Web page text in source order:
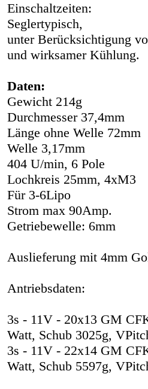
Einschaltzeiten:
Seglertypisch,
unter Berücksichtigung
und wirksamer Kühlung.
Daten:
Gewicht 214g
Durchmesser 37,4mm
Länge ohne Welle 72mm
Welle 3,17mm
404 U/min, 6 Pole
Lochkreis 25mm, 4xM3
Für 3-6Lipo
Strom max 90Amp.
Getriebewelle: 6mm
Auslieferung mit 4mm
Antriebsdaten:
3s - 11V - 20x13 GM
Watt, Schub 3025g,
3s - 11V - 22x14 GM
Watt, Schub 5597g,